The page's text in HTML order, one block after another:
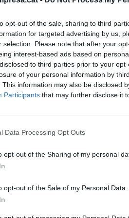
opt-out of the sale, sharing to third
for targeted advertising by us,
selection. Please note that after your
interest-based ads based on
to third parties prior to your
of your personal information by
This information may also be disclosed
Participants that may further disclose it
Data Processing Opt Outs
opt-out of the Sharing of my personal
opt-out of the Sale of my Personal Data.
COMERÇ
de Sabadell
de la mobilitat
a Catalunya
de 2026
les mítiques píndoles
de 2026